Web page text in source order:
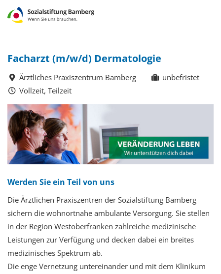
Facharzt (m/w/d) Dermatologie
Ärztliches Praxiszentrum Bamberg
unbefristet
Vollzeit, Teilzeit
Werden Sie ein Teil von uns
Die Ärztlichen Praxiszentren der Sozialstiftung Bamberg
sichern die wohnortnahe ambulante Versorgung. Sie stellen
in der Region Westoberfranken zahlreiche medizinische
Leistungen zur Verfügung und decken dabei ein breites
medizinisches Spektrum ab.
Die enge Vernetzung untereinander und mit dem Klinikum